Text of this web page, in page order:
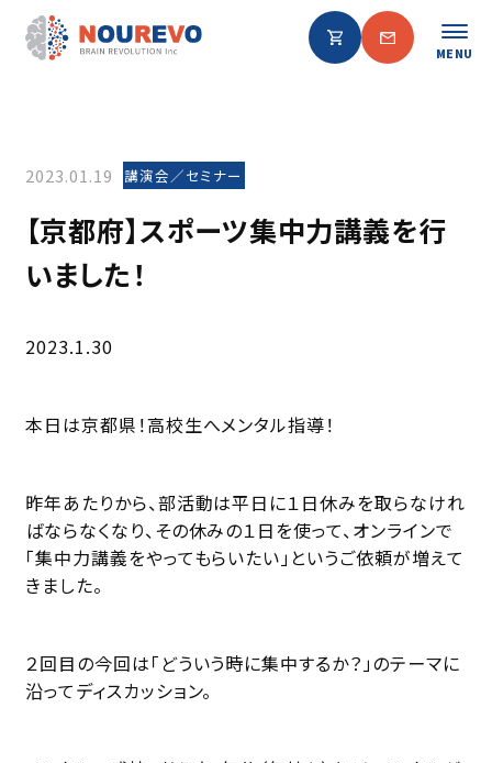
MENU
2023.01.19 講演会／セミナー
【京都府】スポーツ集中力講義を行
いました！
2023.1.30
本日は京都県！高校生へメンタル指導！
昨年あたりから、部活動は平日に１日休みを取らなけれ
ばならなくなり、その休みの１日を使って、オンラインで
「集中力講義をやってもらいたい」というご依頼が増えて
きました。
２回目の今回は「どういう時に集中するか？」のテーマに
沿ってディスカッション。